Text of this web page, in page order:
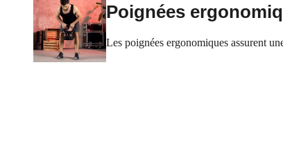
Poignées
Les poignées ergonomiques assurent